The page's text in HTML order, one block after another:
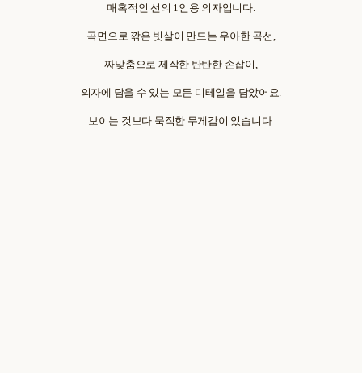
매혹적인 선의 1인용 의자입니다.
곡면으로 깎은 빗살이 만드는 우아한 곡선,
짜맞춤으로 제작한 탄탄한 손잡이,
의자에 담을 수 있는 모든 디테일을 담았어요.
보이는 것보다 묵직한 무게감이 있습니다.